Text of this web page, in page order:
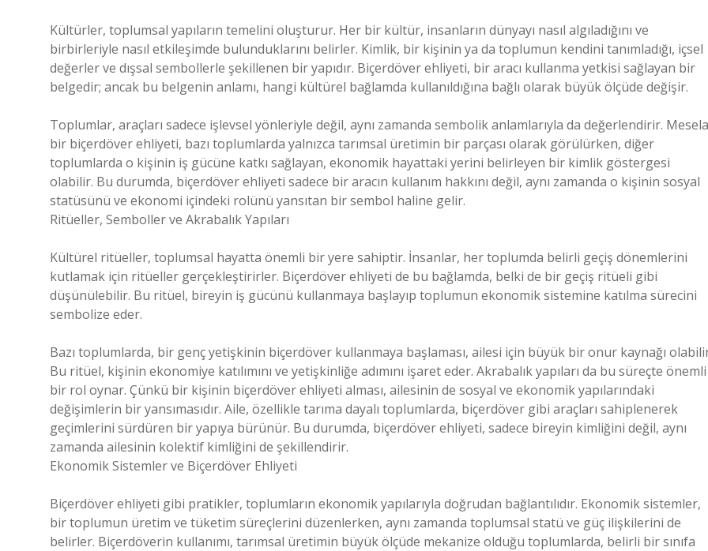
Kültürler, toplumsal yapıların temelini oluşturur. Her bir kültür, insanların dünyayı nasıl algıladığını ve
birbirleriyle nasıl etkileşimde bulunduklarını belirler. Kimlik, bir kişinin ya da toplumun kendini tanımladığı, içsel
değerler ve dışsal sembollerle şekillenen bir yapıdır. Biçerdöver ehliyeti, bir aracı kullanma yetkisi sağlayan bir
belgedir; ancak bu belgenin anlamı, hangi kültürel bağlamda kullanıldığına bağlı olarak büyük ölçüde değişir.
Toplumlar, araçları sadece işlevsel yönleriyle değil, aynı zamanda sembolik anlamlarıyla da değerlendirir.
bir biçerdöver ehliyeti, bazı toplumlarda yalnızca tarımsal üretimin bir parçası olarak görülürken, diğer
toplumlarda o kişinin iş gücüne katkı sağlayan, ekonomik hayattaki yerini belirleyen bir kimlik göstergesi
olabilir. Bu durumda, biçerdöver ehliyeti sadece bir aracın kullanım hakkını değil, aynı zamanda o kişinin sosyal
statüsünü ve ekonomi içindeki rolünü yansıtan bir sembol haline gelir.
Ritüeller, Semboller ve Akrabalık Yapıları
Kültürel ritüeller, toplumsal hayatta önemli bir yere sahiptir. İnsanlar, her toplumda belirli geçiş dönemlerini
kutlamak için ritüeller gerçekleştirirler. Biçerdöver ehliyeti de bu bağlamda, belki de bir geçiş ritüeli gibi
düşünülebilir. Bu ritüel, bireyin iş gücünü kullanmaya başlayıp toplumun ekonomik sistemine katılma sürecini
sembolize eder.
Bazı toplumlarda, bir genç yetişkinin biçerdöver kullanmaya başlaması, ailesi için büyük bir onur kaynağı
Bu ritüel, kişinin ekonomiye katılımını ve yetişkinliğe adımını işaret eder. Akrabalık yapıları da bu süreçte önemli
bir rol oynar. Çünkü bir kişinin biçerdöver ehliyeti alması, ailesinin de sosyal ve ekonomik yapılarındaki
değişimlerin bir yansımasıdır. Aile, özellikle tarıma dayalı toplumlarda, biçerdöver gibi araçları sahiplenerek
geçimlerini sürdüren bir yapıya bürünür. Bu durumda, biçerdöver ehliyeti, sadece bireyin kimliğini değil, aynı
zamanda ailesinin kolektif kimliğini de şekillendirir.
Ekonomik Sistemler ve Biçerdöver Ehliyeti
Biçerdöver ehliyeti gibi pratikler, toplumların ekonomik yapılarıyla doğrudan bağlantılıdır. Ekonomik sistemler,
bir toplumun üretim ve tüketim süreçlerini düzenlerken, aynı zamanda toplumsal statü ve güç ilişkilerini de
belirler. Biçerdöverin kullanımı, tarımsal üretimin büyük ölçüde mekanize olduğu toplumlarda, belirli bir sınıfa